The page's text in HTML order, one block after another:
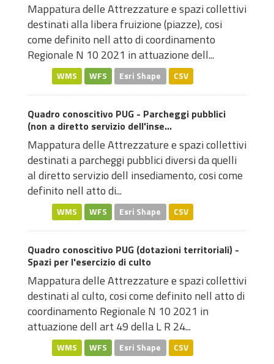
Mappatura delle Attrezzature e spazi collettivi
destinati alla libera fruizione (piazze), cosi
come definito nell atto di coordinamento
Regionale N 10 2021 in attuazione dell...
WMS WFS Esri Shape CSV
Quadro conoscitivo PUG - Parcheggi pubblici
(non a diretto servizio dell'inse...
Mappatura delle Attrezzature e spazi collettivi
destinati a parcheggi pubblici diversi da quelli
al diretto servizio dell insediamento, cosi come
definito nell atto di...
WMS WFS Esri Shape CSV
Quadro conoscitivo PUG (dotazioni territoriali) -
Spazi per l'esercizio di culto
Mappatura delle Attrezzature e spazi collettivi
destinati al culto, cosi come definito nell atto di
coordinamento Regionale N 10 2021 in
attuazione dell art 49 della L R 24...
WMS WFS Esri Shape CSV